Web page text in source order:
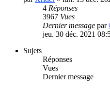
4 Réponses
3967 Vues
Dernier message par
jeu. 30 déc. 2021
Sujets
Réponses
Vues
Dernier message